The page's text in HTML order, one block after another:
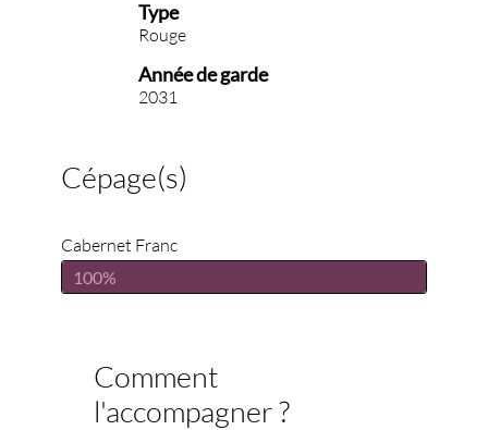
Type
Rouge
Année de garde
2031
Cépage(s)
Cabernet Franc
100%
Comment
l'accompagner ?